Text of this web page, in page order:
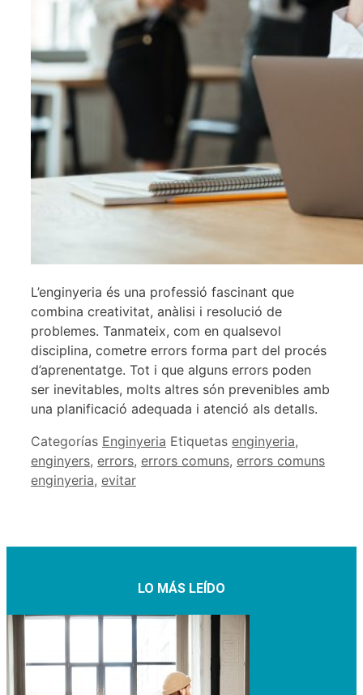
L’enginyeria és una professió fascinant que
combina creativitat, anàlisi i resolució de
problemes. Tanmateix, com en qualsevol
disciplina, cometre errors forma part del procés
d’aprenentatge. Tot i que alguns errors poden
ser inevitables, molts altres són prevenibles amb
una planificació adequada i atenció als detalls.
Categorías Enginyeria Etiquetas enginyeria,
enginyers, errors, errors comuns, errors comuns
enginyeria, evitar
LO MÁS LEÍDO